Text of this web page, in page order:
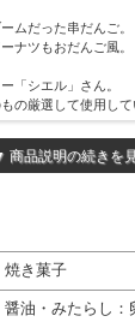
ムだった串だんご。
ナツもおだんご風。
「シエル」さん。
の厳選して使用して
砂糖をまぶすことに
ツなのか!?
商品説明の続きを
焼き菓子
醤油・みたらし：